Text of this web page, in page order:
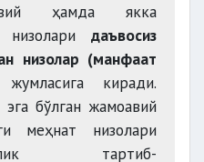
ҳамда якка
низолари даъвосиз
низолар (манфаат
жумласига киради.
эга бўлган жамоавий
меҳнат низолари
тартиб-